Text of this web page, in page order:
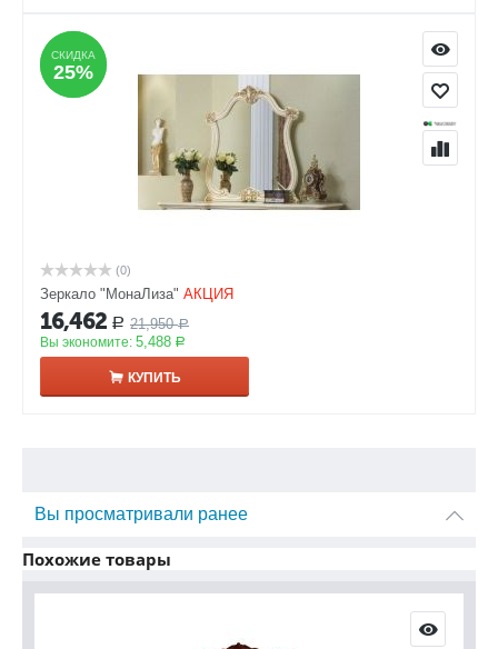
СКИДКА
25%
СКИДКА
25%
(0)
Зеркало "МонаЛиза" АКЦИЯ
16,462 Р 21,950 Р
Вы экономите: 5,488 Р
КУПИТЬ
Вы просматривали ранее
Похожие товары